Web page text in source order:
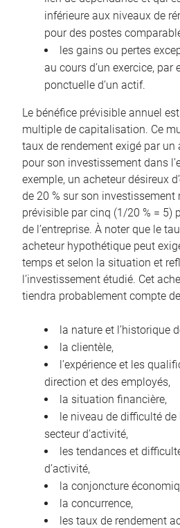
inférieure aux niveaux de
pour des postes
les gains ou pertes
au cours d’un exercice, par
ponctuelle d’un actif.
Le bénéfice prévisible annuel
multiple de capitalisation. Ce
taux de rendement exigé par
pour son investissement dans
exemple, un acheteur désireux
de 20 % sur son
prévisible par cinq (1/20 % = 5)
de l’entreprise. À noter que le
acheteur hypothétique peut
temps et selon la situation et
l’investissement étudié. Cet
tiendra probablement compte
la nature et l’historique
la clientèle,
l’expérience et les
direction et des employés,
la situation financière,
le niveau de difficulté de
secteur d’activité,
les tendances et
d’activité,
la conjoncture
la concurrence,
les taux de rendement